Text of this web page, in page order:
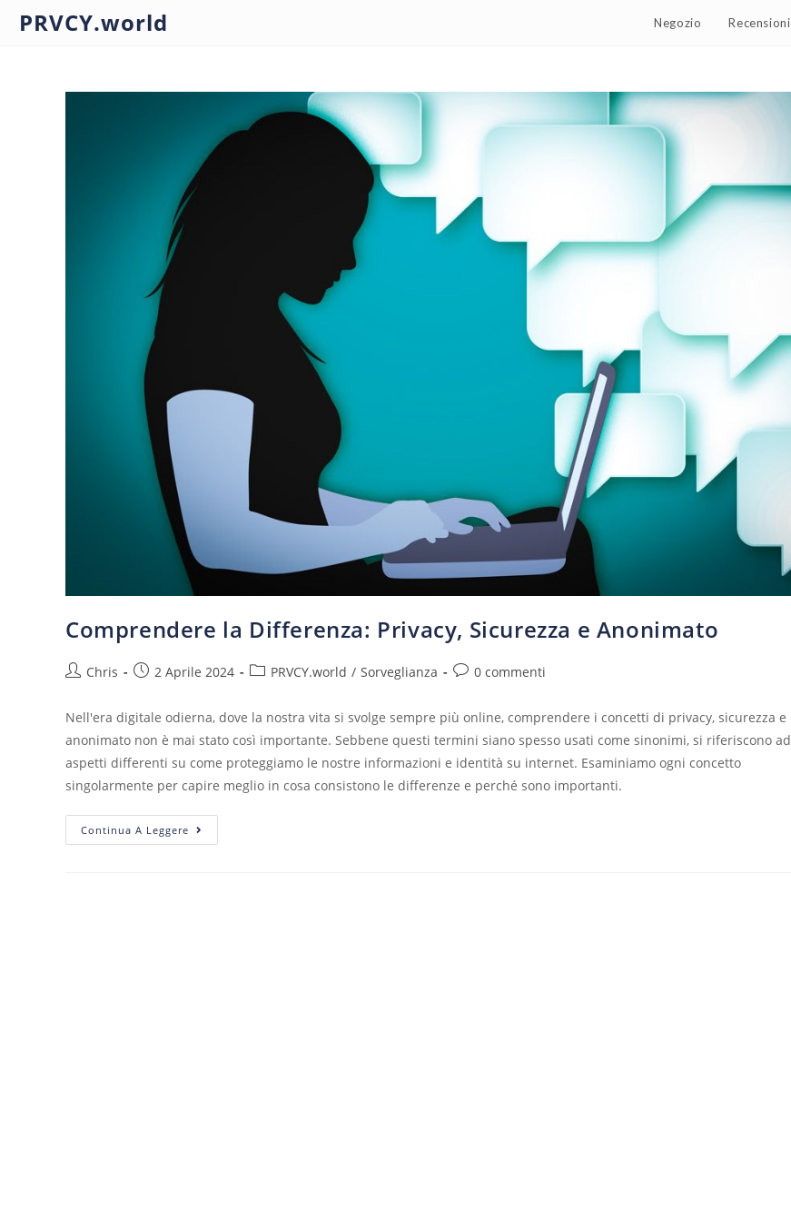
PRVCY.world Negozio Recensioni
Comprendere la Differenza: Privacy, Sicurezza e Anonimato
Chris 2 Aprile 2024 PRVCY.world / Sorveglianza 0 commenti
Nell'era digitale odierna, dove la nostra vita si svolge sempre più online, comprendere i concetti di privacy, sicurezza e
anonimato non è mai stato così importante. Sebbene questi termini siano spesso usati come sinonimi, si riferiscono ad
aspetti differenti su come proteggiamo le nostre informazioni e identità su internet. Esaminiamo ogni concetto
singolarmente per capire meglio in cosa consistono le differenze e perché sono importanti.
Continua A Leggere